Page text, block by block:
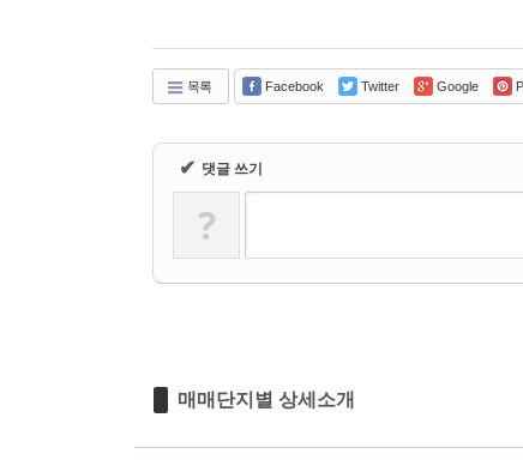
목록 Facebook Twitter Google
✔ 댓글 쓰기
?
매매단지별 상세소개